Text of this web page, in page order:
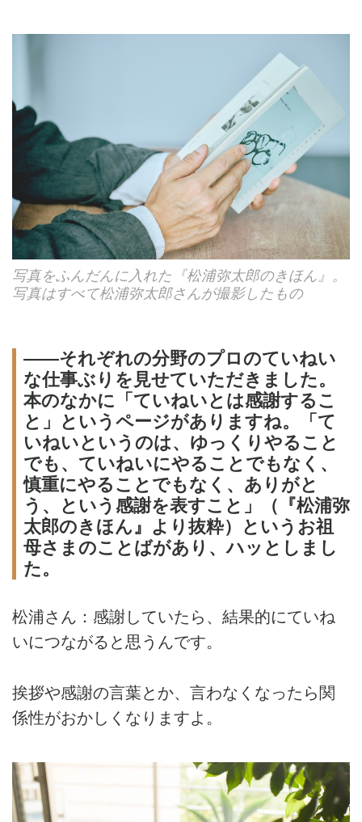
写真をふんだんに入れた『松浦弥太郎のきほん』。
写真はすべて松浦弥太郎さんが撮影したもの
――それぞれの分野のプロのていねい
な仕事ぶりを見せていただきました。
本のなかに「ていねいとは感謝するこ
と」というページがありますね。「て
いねいというのは、ゆっくりやること
でも、ていねいにやることでもなく、
慎重にやることでもなく、ありがと
う、という感謝を表すこと」（『松浦弥
太郎のきほん』より抜粋）というお祖
母さまのことばがあり、ハッとしまし
た。
松浦さん：感謝していたら、結果的にていね
いにつながると思うんです。
挨拶や感謝の言葉とか、言わなくなったら関
係性がおかしくなりますよ。